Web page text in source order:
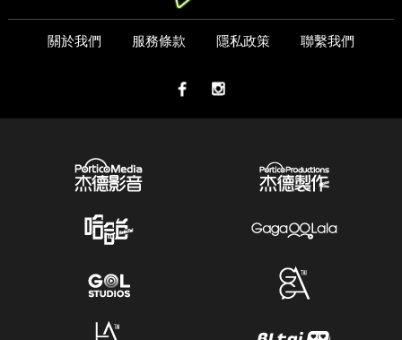
關於我們 服務條款 隱私政策 聯繫我們